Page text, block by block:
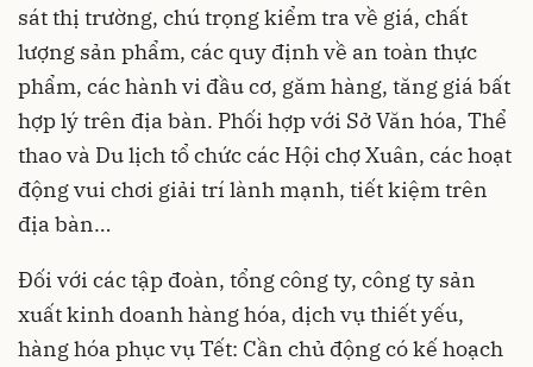
sát thị trường, chú trọng kiểm tra về giá, chất
lượng sản phẩm, các quy định về an toàn thực
phẩm, các hành vi đầu cơ, găm hàng, tăng giá bất
hợp lý trên địa bàn. Phối hợp với Sở Văn hóa, Thể
thao và Du lịch tổ chức các Hội chợ Xuân, các hoạt
động vui chơi giải trí lành mạnh, tiết kiệm trên
địa bàn…
Đối với các tập đoàn, tổng công ty, công ty sản
xuất kinh doanh hàng hóa, dịch vụ thiết yếu,
hàng hóa phục vụ Tết: Cần chủ động có kế hoạch